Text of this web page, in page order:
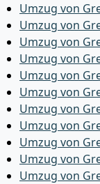
Umzug von
Umzug von
Umzug von
Umzug von
Umzug von
Umzug von
Umzug von
Umzug von
Umzug von
Umzug von
Umzug von